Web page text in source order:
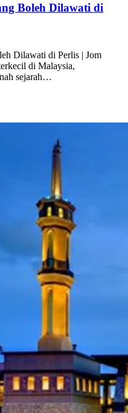
Boleh Dilawati di
Dilawati di Perlis | Jom
di Malaysia,
sejarah…